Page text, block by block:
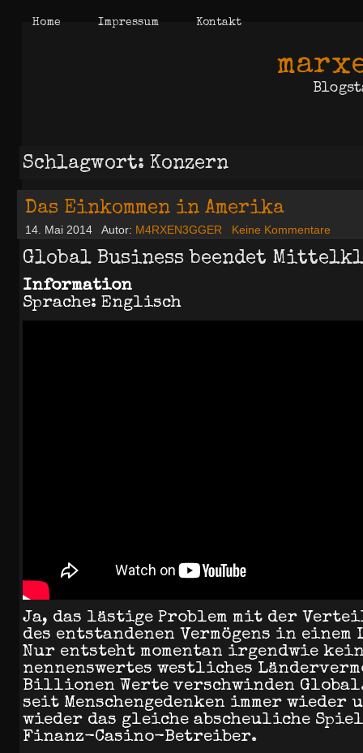
Home Impressum Kontakt
Schlagwort: Konzern
Das Einkommen in Amerika
14. Mai 2014 Autor: M4RXEN3GGER Keine Kommentare
Global Business beendet
Information
Sprache: Englisch
Ja, das lästige Problem mit der
des entstandenen Vermögens in einem
Nur entsteht momentan irgendwie
nennenswertes westliches
Billionen Werte verschwinden
seit Menschengedenken immer wieder
wieder das gleiche abscheuliche
Finanz-Casino-Betreiber.